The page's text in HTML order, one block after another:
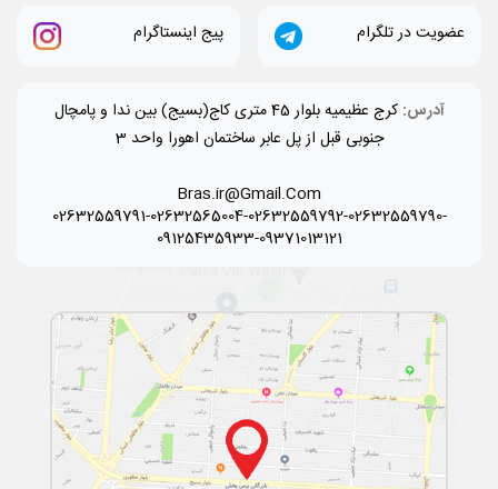
عضویت در تلگرام پیج اینستاگرام
آدرس:
کرج عظیمیه بلوار 45 متری کاج(بسیج) بین ندا و پامچال
جنوبی قبل از پل عابر ساختمان اهورا واحد 3
Bras.ir@Gmail.Com
02632559791-02632565004-02632559792-02632559790-
09125435933-09371013121